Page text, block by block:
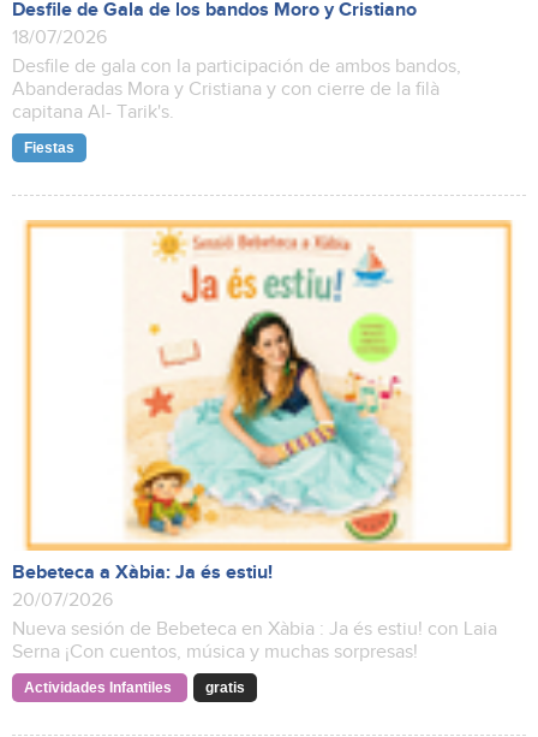
Desfile de Gala de los bandos Moro y Cristiano
18/07/2026
Desfile de gala con la participación de ambos bandos,
Abanderadas Mora y Cristiana y con cierre de la filà
capitana Al- Tarik's.
Fiestas
Bebeteca a Xàbia: Ja és estiu!
20/07/2026
Nueva sesión de Bebeteca en Xàbia : Ja és estiu! con Laia
Serna ¡Con cuentos, música y muchas sorpresas!
Actividades Infantiles gratis